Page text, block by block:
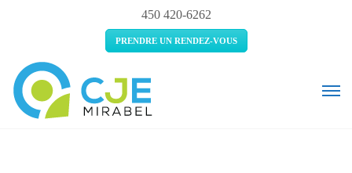
450 420-6262
PRENDRE UN RENDEZ-VOUS